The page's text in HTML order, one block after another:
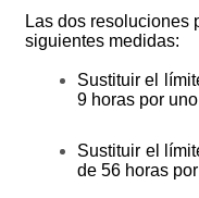
Las dos resoluciones
siguientes medidas:
Sustituir el
9 horas por
Sustituir el
de 56 horas